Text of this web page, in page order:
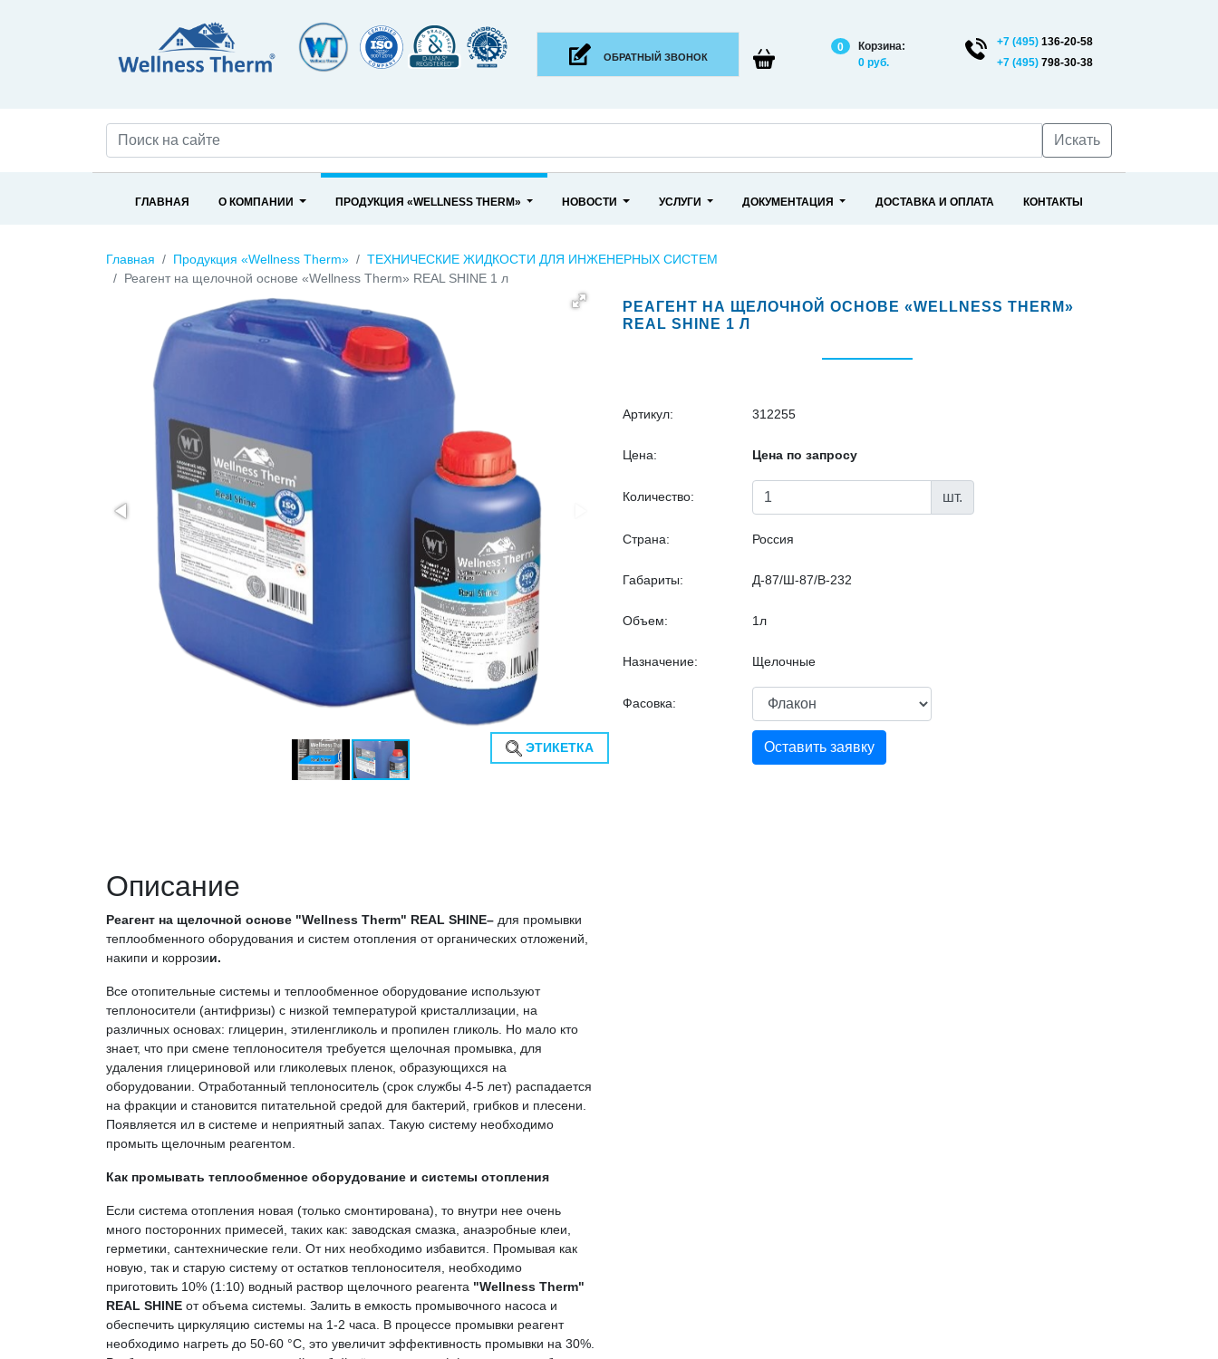
ОБРАТНЫЙ ЗВОНОК
0
Корзина:
0 руб.
+7 (495) 136-20-58
+7 (495) 798-30-38
Искать
ГЛАВНАЯ О КОМПАНИИ ПРОДУКЦИЯ «WELLNESS THERM» НОВОСТИ УСЛУГИ ДОКУМЕНТАЦИЯ ДОСТАВКА И ОПЛАТА КОНТАКТЫ
Главная Продукция «Wellness Therm»
ТЕХНИЧЕСКИЕ ЖИДКОСТИ ДЛЯ ИНЖЕНЕРНЫХ СИСТЕМ
Реагент на щелочной основе «Wellness Therm» REAL SHINE 1 л
ЭТИКЕТКА
РЕАГЕНТ НА ЩЕЛОЧНОЙ ОСНОВЕ «WELLNESS THERM»
REAL SHINE 1 Л
Артикул: 312255
Цена: Цена по запросу
Количество: шт.
Страна: Россия
Габариты: Д-87/Ш-87/В-232
Объем: 1л
Назначение: Щелочные
Фасовка:
Оставить заявку
Описание
Реагент на щелочной основе "Wellness Therm" REAL SHINE– для промывки
теплообменного оборудования и систем отопления от органических отложений,
накипи и коррозии.
Все отопительные системы и теплообменное оборудование используют
теплоносители (антифризы) с низкой температурой кристаллизации, на
различных основах: глицерин, этиленгликоль и пропилен гликоль. Но мало кто
знает, что при смене теплоносителя требуется щелочная промывка, для
удаления глицериновой или гликолевых пленок, образующихся на
оборудовании. Отработанный теплоноситель (срок службы 4-5 лет) распадается
на фракции и становится питательной средой для бактерий, грибков и плесени.
Появляется ил в системе и неприятный запах. Такую систему необходимо
промыть щелочным реагентом.
Как промывать теплообменное оборудование и системы отопления
Если система отопления новая (только смонтирована), то внутри нее очень
много посторонних примесей, таких как: заводская смазка, анаэробные клеи,
герметики, сантехнические гели. От них необходимо избавится. Промывая как
новую, так и старую систему от остатков теплоносителя, необходимо
приготовить 10% (1:10) водный раствор щелочного реагента "Wellness Therm"
REAL SHINE от объема системы. Залить в емкость промывочного насоса и
обеспечить циркуляцию системы на 1-2 часа. В процессе промывки реагент
необходимо нагреть до 50-60 °С, это увеличит эффективность промывки на 30%.